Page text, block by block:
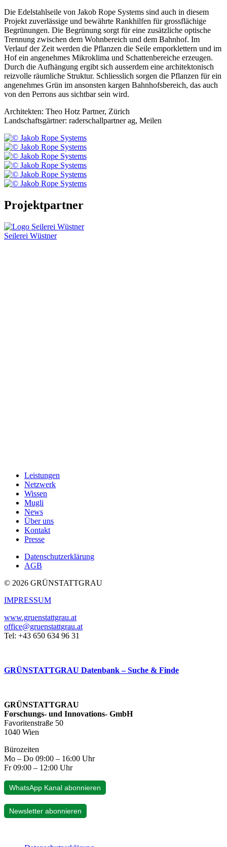
Die Edelstahlseile von Jakob Rope Systems sind auch in diesem
Projekt zuverlässige und bewährte Rankhilfen für grossflächige
Begrünungen. Die Begrünung sorgt für eine zusätzliche optische
Trennung zwischen dem Wohnbereich und dem Bahnhof. Im
Verlauf der Zeit werden die Pflanzen die Seile emporklettern und im
Hof ein angenehmes Mikroklima und Schattenbereiche erzeugen.
Durch die Aufhängung ergibt sich ausserdem eine architektonisch
reizvolle räumliche Struktur. Schliesslich sorgen die Pflanzen für ein
angenehmes Grün im ansonsten kargen Bahnhofsbereich, das auch
von den Perrons aus sichtbar sein wird.
Architekten: Theo Hotz Partner, Zürich
Landschaftsgärtner: raderschallpartner ag, Meilen
Projektpartner
Seilerei Wüstner
Leistungen
Netzwerk
Wissen
Mugli
News
Über uns
Kontakt
Presse
Datenschutzerklärung
AGB
© 2026 GRÜNSTATTGRAU
IMPRESSUM
www.gruenstattgrau.at
office@gruenstattgrau.at
Tel: +43 650 634 96 31
GRÜNSTATTGRAU Datenbank – Suche & Finde
GRÜNSTATTGRAU
Forschungs- und Innovations- GmbH
Favoritenstraße 50
1040 Wien
Bürozeiten
Mo – Do 09:00 – 16:00 Uhr
Fr 09:00 – 12:00 Uhr
WhatsApp Kanal abonnieren
Newsletter abonnieren